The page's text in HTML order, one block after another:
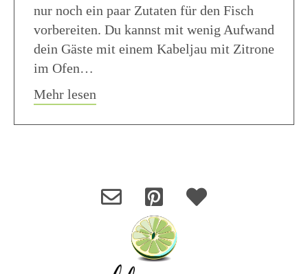
nur noch ein paar Zutaten für den Fisch
vorbereiten. Du kannst mit wenig Aufwand
dein Gäste mit einem Kabeljau mit Zitrone
im Ofen…
Mehr lesen